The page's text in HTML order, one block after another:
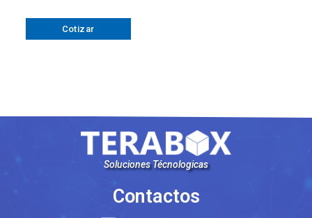
Cotizar
Soluciones Técnologicas
Contactos